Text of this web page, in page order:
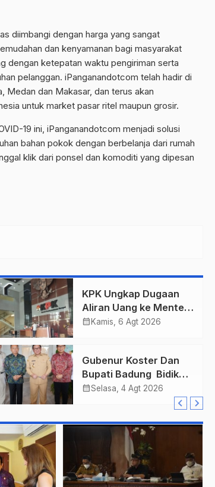
diimbangi dengan harga yang sangat
dan kenyamanan bagi masyarakat
dengan ketepatan waktu pengiriman serta
pelanggan. iPanganandotcom telah hadir di
Medan dan Makasar, dan terus akan
untuk market pasar ritel maupun grosir.
19 ini, iPanganandotcom menjadi solusi
bahan pokok dengan berbelanja dari rumah
klik dari ponsel dan komoditi yang dipesan
KPK Ungkap Dugaan
Aliran Uang ke Menteri
Kehutanan, Diduga
Kuansing
calendar_month Kamis, 6 Agt 2026
Gubenur Koster Dan
Bupati Badung Bidik
Obligasi Daerah :
calendar_monthSelasa, 4 Agt 2026